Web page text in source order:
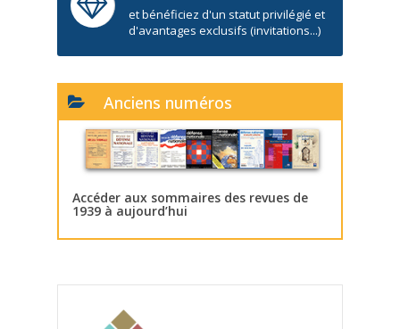
et bénéficiez d'un statut privilégié et
d'avantages exclusifs (invitations...)
Anciens numéros
Accéder aux sommaires des revues de
1939 à aujourd’hui